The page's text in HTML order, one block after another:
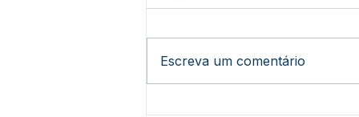
Escreva um comentário